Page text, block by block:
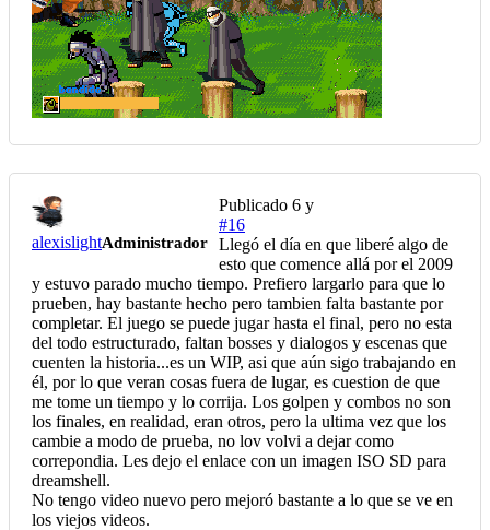
alexislightAdministrador
Publicado 6 y
#16
Llegó el día en que liberé algo de
esto que comence allá por el 2009
y estuvo parado mucho tiempo. Prefiero largarlo para que lo
prueben, hay bastante hecho pero tambien falta bastante por
completar. El juego se puede jugar hasta el final, pero no esta
del todo estructurado, faltan bosses y dialogos y escenas que
cuenten la historia...es un WIP, asi que aún sigo trabajando en
él, por lo que veran cosas fuera de lugar, es cuestion de que
me tome un tiempo y lo corrija. Los golpen y combos no son
los finales, en realidad, eran otros, pero la ultima vez que los
cambie a modo de prueba, no lov volvi a dejar como
correpondia. Les dejo el enlace con un imagen ISO SD para
dreamshell.
No tengo video nuevo pero mejoró bastante a lo que se ve en
los viejos videos.